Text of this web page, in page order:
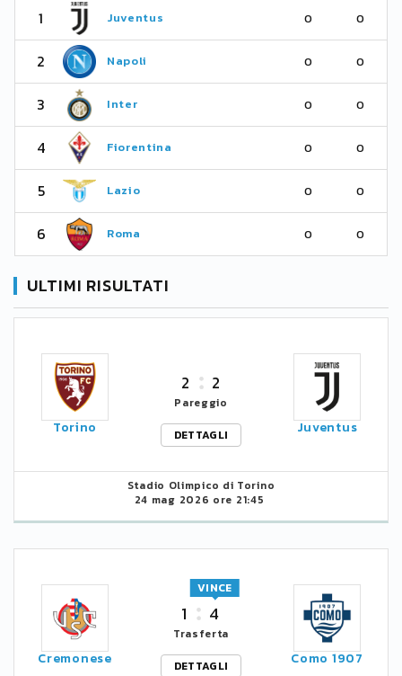
1 Juventus 0 0
2 Napoli 0 0
3 Inter 0 0
4 Fiorentina 0 0
5 Lazio 0 0
6 Roma 0 0
ULTIMI RISULTATI
Torino
2 2
Pareggio
DETTAGLI
Juventus
Stadio Olimpico di Torino
24 mag 2026 ore 21:45
Cremonese
1 4
VINCE
Trasferta
DETTAGLI
Como 1907